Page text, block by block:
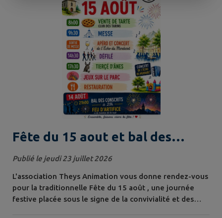
Fête du 15 aout et bal des
Conscrits
Publié le jeudi 23 juillet 2026
L'association Theys Animation vous donne rendez-vous
pour la traditionnelle Fête du 15 août , une journée
festive placée sous le signe de la convivialité et des